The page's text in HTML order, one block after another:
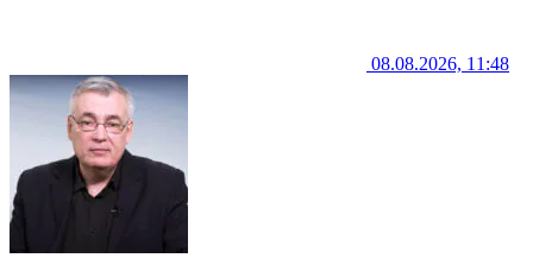
08.08.2026, 11:48